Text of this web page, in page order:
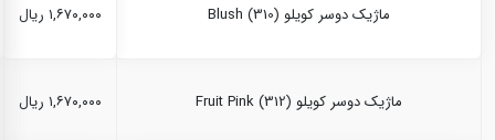
ماژیک دوسر کویلو Blush (310) ۱,۶۷۰,۰۰۰ ریال
ماژیک دوسر کویلو Fruit Pink (312) ۱,۶۷۰,۰۰۰ ریال